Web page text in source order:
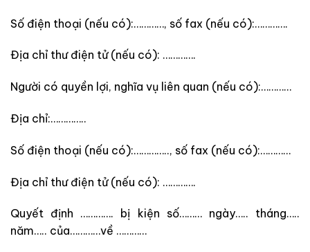
Số điện thoại (nếu có):…………, số fax (nếu có):………….
Địa chỉ thư điện tử (nếu có): ………….
Người có quyền lợi, nghĩa vụ liên quan (nếu có):…………
Địa chỉ:…………..
Số điện thoại (nếu có):………….., số fax (nếu có):…………
Địa chỉ thư điện tử (nếu có): ………….
Quyết định …………. bị kiện số……… ngày….. tháng…..
năm….. của…………về …………